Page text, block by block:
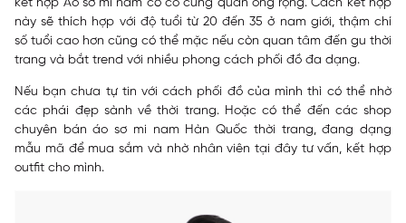
kết hợp Áo sơ mi nam có cổ cùng quần ống rộng. Cách kết hợp
này sẽ thích hợp với độ tuổi từ 20 đến 35 ở nam giới, thậm chí
số tuổi cao hơn cũng có thể mặc nếu còn quan tâm đến gu thời
trang và bắt trend với nhiều phong cách phối đồ đa dạng.
Nếu bạn chưa tự tin với cách phối đồ của mình thì có thể nhờ
các phái đẹp sành về thời trang. Hoặc có thể đến các shop
chuyên bán áo sơ mi nam Hàn Quốc thời trang, đang dạng
mẫu mã để mua sắm và nhờ nhân viên tại đây tư vấn, kết hợp
outfit cho mình.